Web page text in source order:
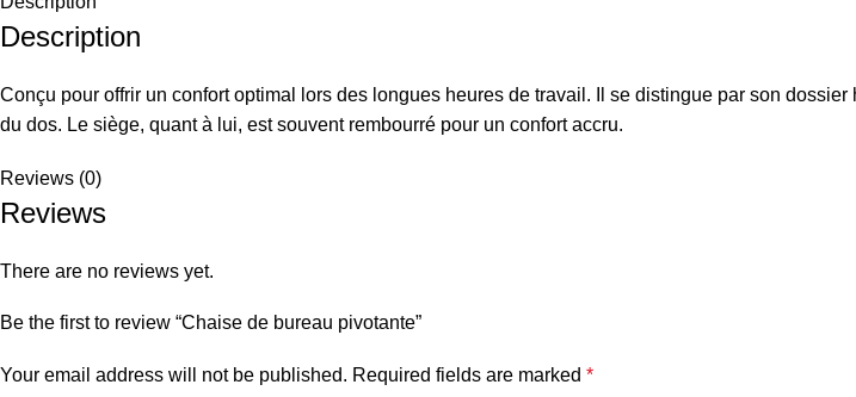
Description
Conçu pour offrir un confort optimal lors des longues heures de travail. Il se distingue par son
du dos. Le siège, quant à lui, est souvent rembourré pour un confort accru.
Reviews (0)
Reviews
There are no reviews yet.
Be the first to review “Chaise de bureau pivotante”
Your email address will not be published. Required fields are marked *